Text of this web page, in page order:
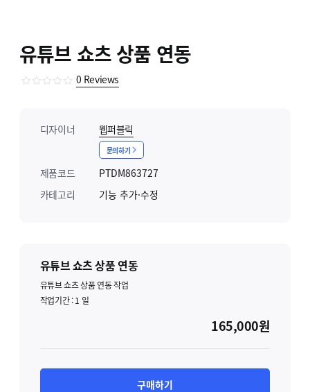
유튜브 쇼츠 상품 연동
0 Reviews
디자이너 웹퍼블릭
문의하기
제품코드
PTDM863727
카테고리
기능 추가·수정
유튜브 쇼츠 상품 연동
유튜브 쇼츠 상품 연동 작업
작업기간 :1 일
165,000원
구매하기